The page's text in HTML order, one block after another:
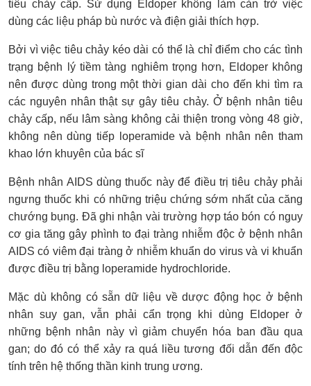
tiêu chảy cấp. Sử dụng Eldoper không làm cản trở việc
dùng các liệu pháp bù nước và điện giải thích hợp.
Bởi vì việc tiêu chảy kéo dài có thể là chỉ điểm cho các tình
trạng bệnh lý tiềm tàng nghiêm trọng hơn, Eldoper không
nên được dùng trong một thời gian dài cho đến khi tìm ra
các nguyên nhân thật sự gây tiêu chảy. Ở bệnh nhân tiêu
chảy cấp, nếu lâm sàng không cải thiện trong vòng 48 giờ,
không nên dùng tiếp loperamide và bệnh nhân nên tham
khao lớn khuyên của bác sĩ
Bệnh nhân AIDS dùng thuốc này để điều trị tiêu chảy phải
ngưng thuốc khi có những triệu chứng sớm nhất của căng
chướng bụng. Đã ghi nhận vài trường hợp táo bón có nguy
cơ gia tăng gây phình to đại tràng nhiễm độc ở bệnh nhân
AIDS có viêm đại tràng ở nhiễm khuẩn do virus và vi khuẩn
được điều trị bằng loperamide hydrochloride.
Mặc dù không có sẵn dữ liệu về dược động học ở bệnh
nhân suy gan, vẫn phải cẩn trọng khi dùng Eldoper ở
những bệnh nhân này vì giảm chuyển hóa ban đầu qua
gan; do đó có thể xảy ra quá liều tương đối dẫn đến độc
tính trên hệ thống thần kinh trung ương.